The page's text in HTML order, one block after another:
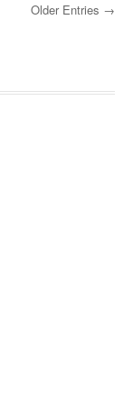
Older Entries →